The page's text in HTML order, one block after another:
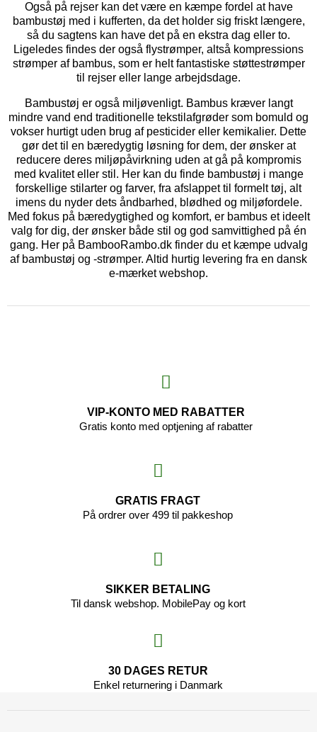
Også på rejser kan det være en kæmpe fordel at have
bambustøj med i kufferten, da det holder sig friskt længere,
så du sagtens kan have det på en ekstra dag eller to.
Ligeledes findes der også flystrømper, altså kompressions
strømper af bambus, som er helt fantastiske støttestrømper
til rejser eller lange arbejdsdage.
Bambustøj er også miljøvenligt. Bambus kræver langt
mindre vand end traditionelle tekstilafgrøder som bomuld og
vokser hurtigt uden brug af pesticider eller kemikalier. Dette
gør det til en bæredygtig løsning for dem, der ønsker at
reducere deres miljøpåvirkning uden at gå på kompromis
med kvalitet eller stil. Her kan du finde bambustøj i mange
forskellige stilarter og farver, fra afslappet til formelt tøj, alt
imens du nyder dets åndbarhed, blødhed og miljøfordele.
Med fokus på bæredygtighed og komfort, er bambus et ideelt
valg for dig, der ønsker både stil og god samvittighed på én
gang. Her på BambooRambo.dk finder du et kæmpe udvalg
af bambustøj og -strømper. Altid hurtig levering fra en dansk
e-mærket webshop.
VIP-KONTO MED RABATTER
Gratis konto med optjening af rabatter
GRATIS FRAGT
På ordrer over 499 til pakkeshop
SIKKER BETALING
Til dansk webshop. MobilePay og kort
30 DAGES RETUR
Enkel returnering i Danmark